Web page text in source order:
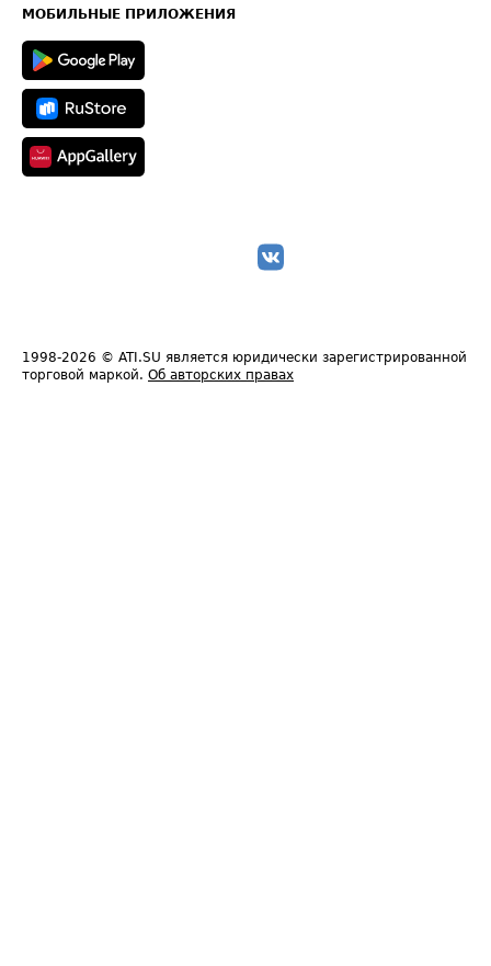
Техническая информация
МОБИЛЬНЫЕ ПРИЛОЖЕНИЯ
1998-2026 © ATI.SU является юридически зарегистрированной
торговой маркой. Об авторских правах